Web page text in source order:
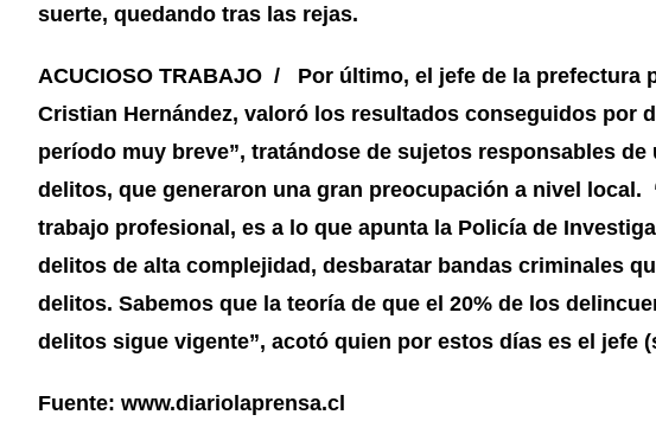
suerte, quedando tras las rejas.
ACUCIOSO TRABAJO / Por último, el jefe de la prefectura
Cristian Hernández, valoró los resultados conseguidos por
período muy breve”, tratándose de sujetos responsables
delitos, que generaron una gran preocupación a nivel local.
trabajo profesional, es a lo que apunta la Policía de
delitos de alta complejidad, desbaratar bandas criminales
delitos. Sabemos que la teoría de que el 20% de los
delitos sigue vigente”, acotó quien por estos días es el jefe
Fuente: www.diariolaprensa.cl